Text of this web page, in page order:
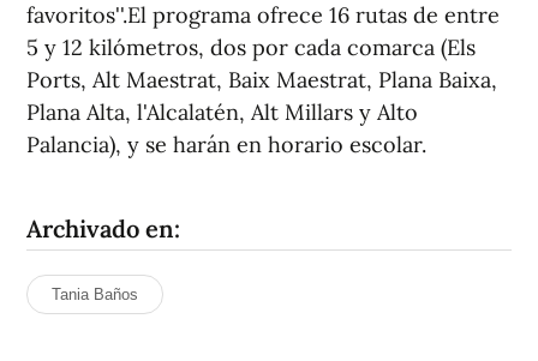
favoritos''.El programa ofrece 16 rutas de entre
5 y 12 kilómetros, dos por cada comarca (Els
Ports, Alt Maestrat, Baix Maestrat, Plana Baixa,
Plana Alta, l'Alcalatén, Alt Millars y Alto
Palancia), y se harán en horario escolar.
Archivado en:
Tania Baños